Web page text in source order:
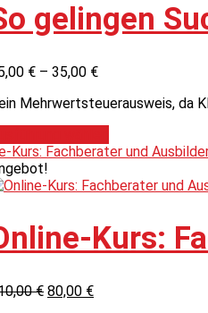
gelingen
€ – 35,00 €
Mehrwertsteuerausweis, da
Kurs:
€ 80,00 €